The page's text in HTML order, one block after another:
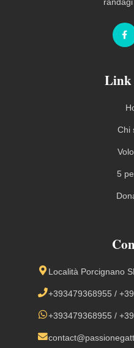
Chi
5
Località Porcignano
+393479368955 /
+393479368955 /